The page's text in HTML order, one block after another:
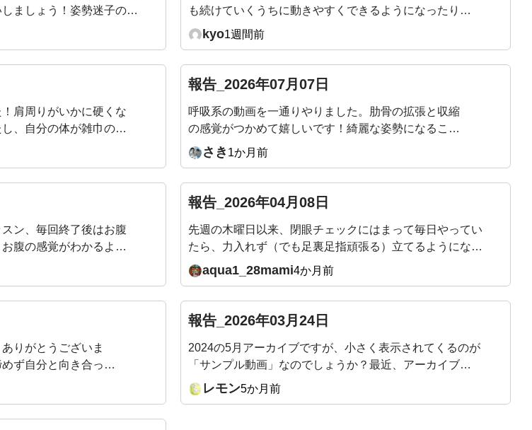
ましょう！姿勢迷子の骨
つくり方9/19（土）
回って、姿勢タイプを直
。※ポイントをご利用い
円引きとなります)
も続けていくうちに動きやすくできるようになったり、
身体も軽くなったり引き締まってくるのが分かり嬉しい
です。 ただ、終わったあとにマットで寝てしまわない
kyo1週間前
肩周りがいかに硬くな
、自分の体が雑巾のよ
中ではない動きで痛快
らやりたいと思います
報告_2026年07月07日
呼吸系の動画を一通りやりました。肋骨の拡張と収縮
の感覚がつかめて嬉しいです！綺麗な姿勢になること
が目的で入会したのでまだまだ継続頑張ります！
さき 1か月前
ン、毎回終了後はお腹
腹の感覚がわかるよう
テーマもすごく楽しみ
報告_2026年04月08日
先週の木曜日以来、閉眼チェックにはまって毎日やってい
たら、力入れず（でも足裏足指頑張る）立てるようになり
ました。頭の位置は？スウェイバックになってない？とか
確認しながら、ゆらゆらしながらやっています。11月から
力もついてきて嬉しい限りです。明日も楽しみです。どう
ぞよろしくお願いいたします🙇
aqua1_28mami4か月前
りがとうございま
ず自分と向き合って
報告_2026年03月24日
2024の5月アーカイブですが、小さく表示されてくるのが
「サンプル動画」なのでしょうか？最近、アーカイブを
BGM？のように、よく見（聴い）ています。あぁそうい
うことか、、後で分かることがありますから。サロン最
レモン5か月前